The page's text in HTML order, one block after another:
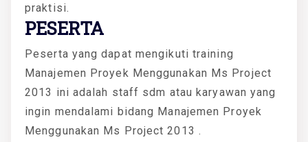
praktisi.
PESERTA
Peserta yang dapat mengikuti training
Manajemen Proyek Menggunakan Ms Project
2013 ini adalah staff sdm atau karyawan yang
ingin mendalami bidang Manajemen Proyek
Menggunakan Ms Project 2013 .